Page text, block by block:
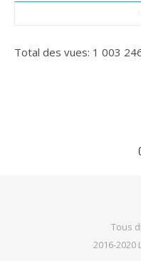
Total des vues: 1 003
Tous
2016-